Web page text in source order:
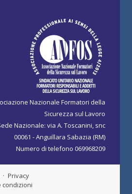
Nazionale Formatori della
Sicurezza sul Lavoro
Nazionale: via A. Toscanini, snc
00061 - Anguillara Sabazia (RM)
Numero di telefono 069968209
Privacy
condizioni